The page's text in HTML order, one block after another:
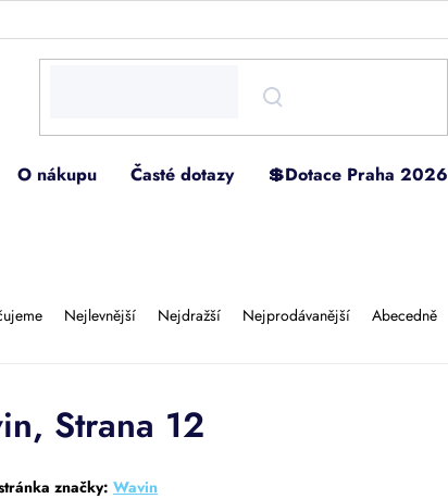
O nákupu Časté dotazy 💲Dotace Praha 2026
, Strana 12
značky: Wavin
Nejlevnější Nejdražší Nejprodávanější Abecedně